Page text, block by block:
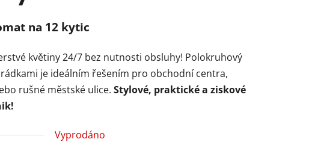
na 12 kytic
květiny 24/7 bez nutnosti obsluhy! Polokruhový
je ideálním řešením pro obchodní centra,
rušné městské ulice. Stylové, praktické a ziskové
Vyprodáno